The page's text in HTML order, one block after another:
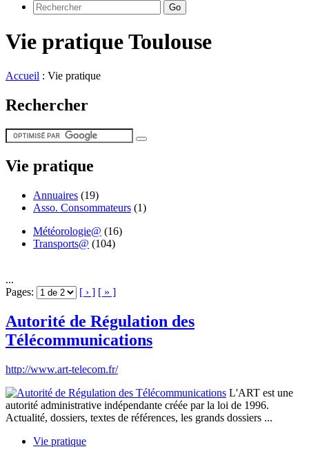
Go
Vie pratique Toulouse
Accueil : Vie pratique
Rechercher
Vie pratique
Annuaires (19)
Asso. Consommateurs (1)
Météorologie@ (16)
Transports@ (104)
...
Pages:
[ › ] [ » ]
Autorité de Régulation des
Télécommunications
http://www.art-telecom.fr/
L'ART est une
autorité administrative indépendante créée par la loi de 1996.
Actualité, dossiers, textes de références, les grands dossiers ...
Vie pratique